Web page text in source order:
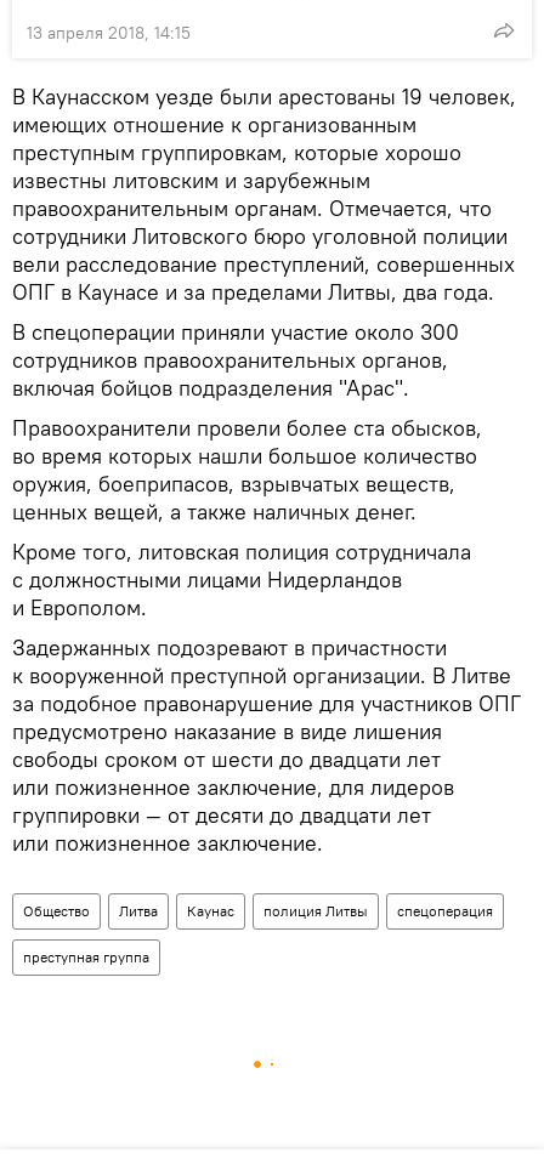
13 апреля 2018, 14:15
В Каунасском уезде были арестованы 19 человек,
имеющих отношение к организованным
преступным группировкам, которые хорошо
известны литовским и зарубежным
правоохранительным органам. Отмечается, что
сотрудники Литовского бюро уголовной полиции
вели расследование преступлений, совершенных
ОПГ в Каунасе и за пределами Литвы, два года.
В спецоперации приняли участие около 300
сотрудников правоохранительных органов,
включая бойцов подразделения "Арас".
Правоохранители провели более ста обысков,
во время которых нашли большое количество
оружия, боеприпасов, взрывчатых веществ,
ценных вещей, а также наличных денег.
Кроме того, литовская полиция сотрудничала
с должностными лицами Нидерландов
и Европолом.
Задержанных подозревают в причастности
к вооруженной преступной организации. В Литве
за подобное правонарушение для участников ОПГ
предусмотрено наказание в виде лишения
свободы сроком от шести до двадцати лет
или пожизненное заключение, для лидеров
группировки — от десяти до двадцати лет
или пожизненное заключение.
Общество Литва Каунас полиция Литвы спецоперация
преступная группа